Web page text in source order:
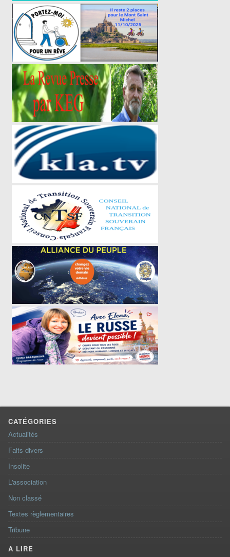
CATÉGORIES
Actualités
Faits divers
Insolite
L'association
Non classé
Textes règlementaires
Tribune
A LIRE